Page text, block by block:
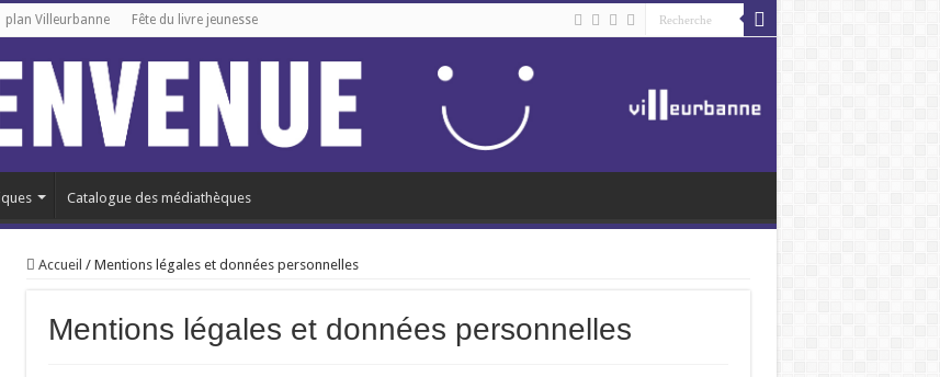
plan Villeurbanne Fête du livre jeunesse
Catalogue des médiathèques
Accueil / Mentions légales et données personnelles
Mentions légales et données personnelles